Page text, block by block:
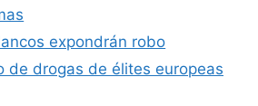
expondrán robo
de drogas de élites europeas